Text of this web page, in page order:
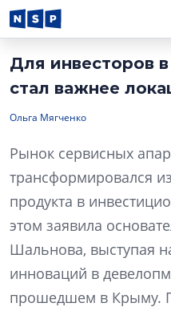
Для инвесторов
стал важнее
Ольга Мягченко
Рынок сервисных
трансформировался
продукта в
этом заявила
Шальнова, выступая
инноваций в
прошедшем в Крыму.